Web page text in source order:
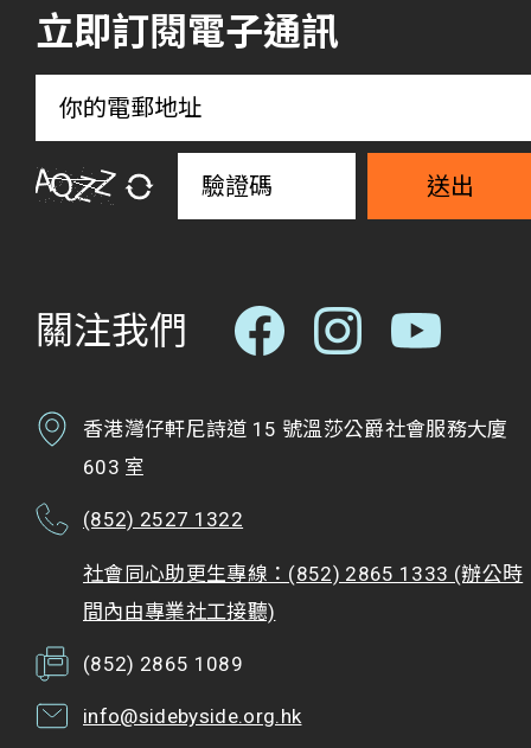
立即訂閱電子通訊
送出
關注我們
香港灣仔軒尼詩道 15 號溫莎公爵社會服務大廈
603 室
(852) 2527 1322
社會同心助更生專線：(852) 2865 1333 (辦公時
間內由專業社工接聽)
(852) 2865 1089
info@sidebyside.org.hk